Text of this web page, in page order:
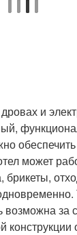
и
может
брикеты,
возможна за
конструкции